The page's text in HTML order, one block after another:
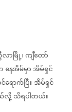
လာမြို့၊ကျီတော်
နေအိမ်မှာအိမ်ရှင်
ရောက်ပြီးအိမ်ရှင်
လို့သိရပါတယ်။